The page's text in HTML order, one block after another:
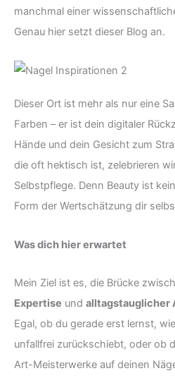
manchmal einer
Genau hier setzt dieser Blog an.
Dieser Ort ist mehr als nur eine
Farben – er ist dein digitaler
Hände und dein Gesicht zum
die oft hektisch ist, zelebrieren
Selbstpflege. Denn Beauty ist
Form der Wertschätzung dir
Was dich hier erwartet
Mein Ziel ist es, die Brücke
Expertise und alltagstauglicher
Egal, ob du gerade erst lernst,
unfallfrei zurückschiebt, oder ob
Art-Meisterwerke auf deinen